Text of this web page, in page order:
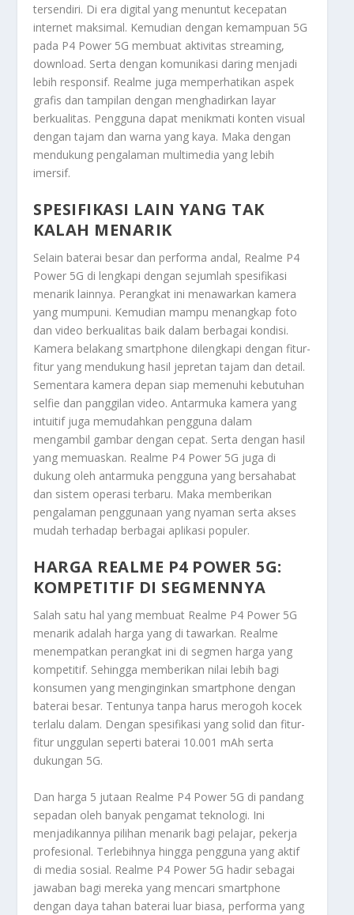
tersendiri. Di era digital yang menuntut kecepatan
internet maksimal. Kemudian dengan kemampuan 5G
pada P4 Power 5G membuat aktivitas streaming,
download. Serta dengan komunikasi daring menjadi
lebih responsif. Realme juga memperhatikan aspek
grafis dan tampilan dengan menghadirkan layar
berkualitas. Pengguna dapat menikmati konten visual
dengan tajam dan warna yang kaya. Maka dengan
mendukung pengalaman multimedia yang lebih
imersif.
SPESIFIKASI LAIN YANG TAK
KALAH MENARIK
Selain baterai besar dan performa andal, Realme P4
Power 5G di lengkapi dengan sejumlah spesifikasi
menarik lainnya. Perangkat ini menawarkan kamera
yang mumpuni. Kemudian mampu menangkap foto
dan video berkualitas baik dalam berbagai kondisi.
Kamera belakang smartphone dilengkapi dengan fitur-
fitur yang mendukung hasil jepretan tajam dan detail.
Sementara kamera depan siap memenuhi kebutuhan
selfie dan panggilan video. Antarmuka kamera yang
intuitif juga memudahkan pengguna dalam
mengambil gambar dengan cepat. Serta dengan hasil
yang memuaskan. Realme P4 Power 5G juga di
dukung oleh antarmuka pengguna yang bersahabat
dan sistem operasi terbaru. Maka memberikan
pengalaman penggunaan yang nyaman serta akses
mudah terhadap berbagai aplikasi populer.
HARGA REALME P4 POWER 5G:
KOMPETITIF DI SEGMENNYA
Salah satu hal yang membuat Realme P4 Power 5G
menarik adalah harga yang di tawarkan. Realme
menempatkan perangkat ini di segmen harga yang
kompetitif. Sehingga memberikan nilai lebih bagi
konsumen yang menginginkan smartphone dengan
baterai besar. Tentunya tanpa harus merogoh kocek
terlalu dalam. Dengan spesifikasi yang solid dan fitur-
fitur unggulan seperti baterai 10.001 mAh serta
dukungan 5G.
Dan harga 5 jutaan Realme P4 Power 5G di pandang
sepadan oleh banyak pengamat teknologi. Ini
menjadikannya pilihan menarik bagi pelajar, pekerja
profesional. Terlebihnya hingga pengguna yang aktif
di media sosial. Realme P4 Power 5G hadir sebagai
jawaban bagi mereka yang mencari smartphone
dengan daya tahan baterai luar biasa, performa yang